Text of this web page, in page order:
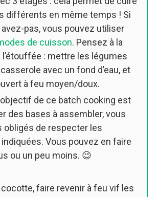
différents en même temps ! Si
pas, vous pouvez utiliser
de cuisson. Pensez à la
: mettre les légumes
avec un fond d’eau, et
à feu moyen/doux.
de ce batch cooking est
des bases à assembler, vous
obligés de respecter les
Vous pouvez en faire
ou un peu moins. 😉
cocotte, faire revenir à feu vif les